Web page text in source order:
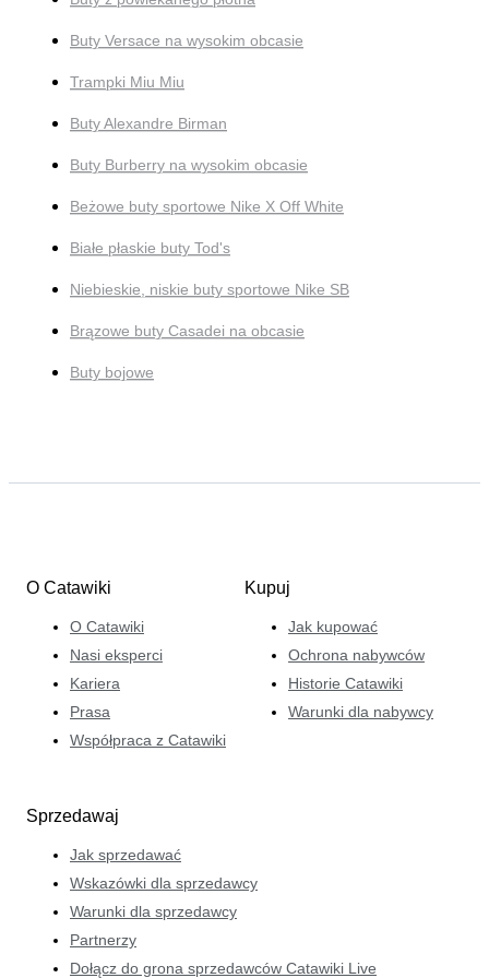
Buty Versace na wysokim obcasie
Trampki Miu Miu
Buty Alexandre Birman
Buty Burberry na wysokim obcasie
Beżowe buty sportowe Nike X Off White
Białe płaskie buty Tod's
Niebieskie, niskie buty sportowe Nike SB
Brązowe buty Casadei na obcasie
Buty bojowe
O Catawiki
O Catawiki
Nasi eksperci
Kariera
Prasa
Współpraca z Catawiki
Kupuj
Jak kupować
Ochrona nabywców
Historie Catawiki
Warunki dla nabywcy
Sprzedawaj
Jak sprzedawać
Wskazówki dla sprzedawcy
Warunki dla sprzedawcy
Partnerzy
Dołącz do grona sprzedawców Catawiki Live